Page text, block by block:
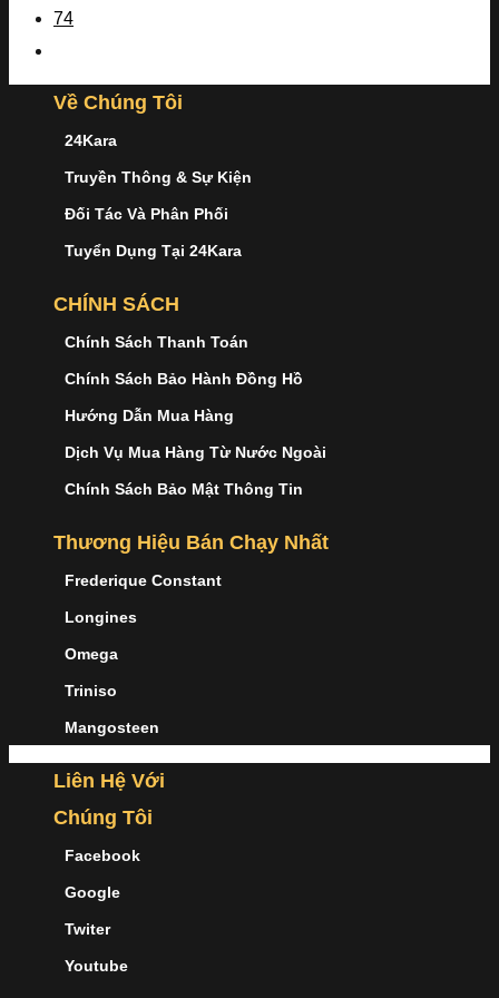
74
Về Chúng Tôi
24Kara
Truyền Thông & Sự Kiện
Đối Tác Và Phân Phối
Tuyển Dụng Tại 24Kara
CHÍNH SÁCH
Chính Sách Thanh Toán
Chính Sách Bảo Hành Đồng Hồ
Hướng Dẫn Mua Hàng
Dịch Vụ Mua Hàng Từ Nước Ngoài
Chính Sách Bảo Mật Thông Tin
Thương Hiệu Bán Chạy Nhất
Frederique Constant
Longines
Omega
Triniso
Mangosteen
Liên Hệ Với
Chúng Tôi
Facebook
Google
Twiter
Youtube